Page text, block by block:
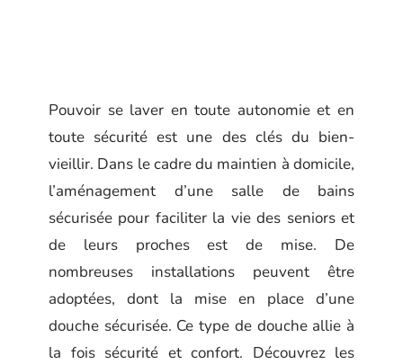
Pouvoir se laver en toute autonomie et en
toute sécurité est une des clés du bien-
vieillir. Dans le cadre du maintien à domicile,
l’aménagement d’une salle de bains
sécurisée pour faciliter la vie des seniors et
de leurs proches est de mise. De
nombreuses installations peuvent être
adoptées, dont la mise en place d’une
douche sécurisée. Ce type de douche allie à
la fois sécurité et confort. Découvrez les